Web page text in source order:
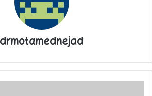
drmotamednejad